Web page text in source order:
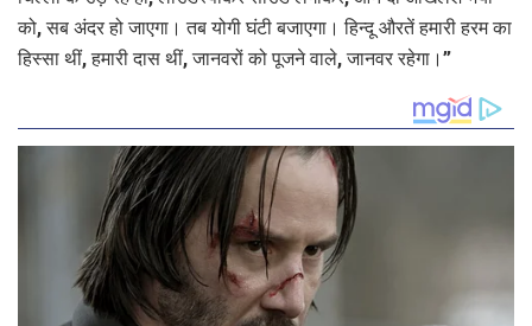
को, सब अंदर हो जाएगा। तब योगी घंटी बजाएगा। हिन्दू औरतें हमारी हरम का
हिस्सा थीं, हमारी दास थीं, जानवरों को पूजने वाले, जानवर रहेगा।”